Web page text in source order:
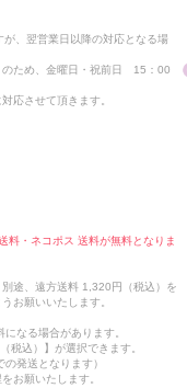
、翌営業日以降の対応となる場
のため、金曜日・祝前日 15：00
応させて頂きます。
料・ネコポス 送料が無料となりま
途、遠方送料 1,320円（税込）を
お願いいたします。
なる場合があります。
税込）】が選択できます。
発送となります）
お願いたします。